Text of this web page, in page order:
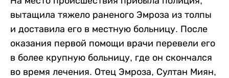
вытащила тяжело раненого Эмроза из толпы
и доставила его в местную больницу. После
оказания первой помощи врачи перевели его
в более крупную больницу, где он скончался
во время лечения. Отец Эмроза, Султан Миян,